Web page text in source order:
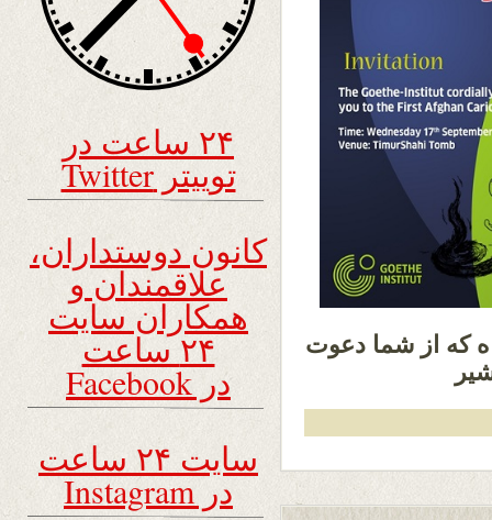
که از شما دعوت
۲۴ ساعت در
توییتر Twitter
کانون دوستداران،
علاقمندان و
همکاران سایت
۲۴ ساعت
در Facebook
سایت ۲۴ ساعت
در Instagram